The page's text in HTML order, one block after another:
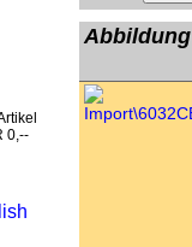
0,--
Abbildung